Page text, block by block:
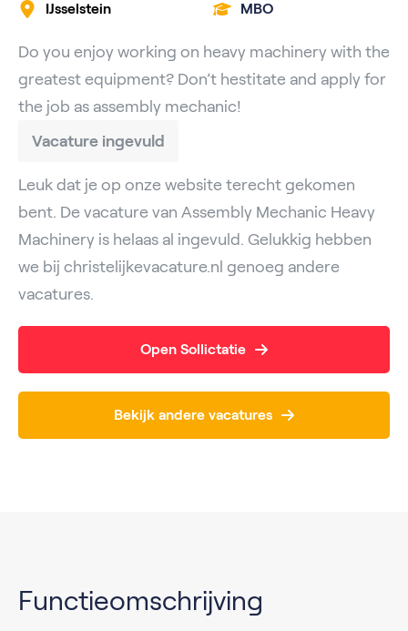
IJsselstein MBO
Do you enjoy working on heavy machinery with the
greatest equipment? Don’t hestitate and apply for
the job as assembly mechanic!
Vacature ingevuld
Leuk dat je op onze website terecht gekomen
bent. De vacature van Assembly Mechanic Heavy
Machinery is helaas al ingevuld. Gelukkig hebben
we bij christelijkevacature.nl genoeg andere
vacatures.
Open Sollictatie
Bekijk andere vacatures
Functieomschrijving